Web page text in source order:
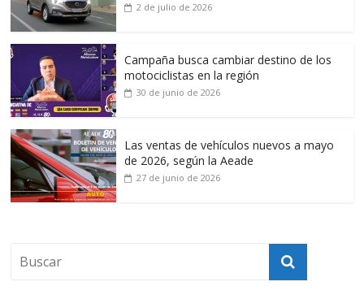
2 de julio de 2026
Campaña busca cambiar destino de los
motociclistas en la región
30 de junio de 2026
Las ventas de vehículos nuevos a mayo
de 2026, según la Aeade
27 de junio de 2026